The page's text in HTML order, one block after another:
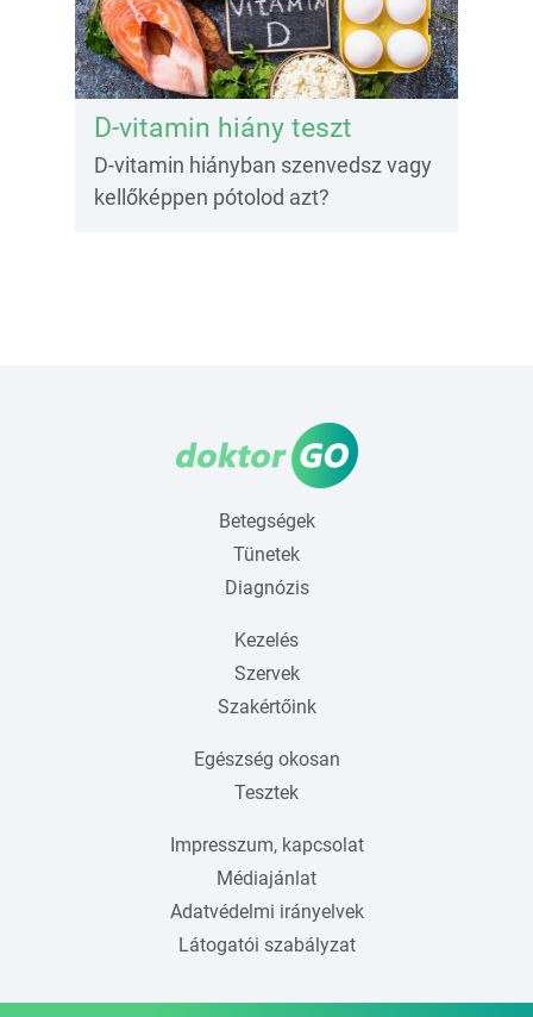
D-vitamin hiány teszt
D-vitamin hiányban szenvedsz vagy
kellőképpen pótolod azt?
Betegségek
Tünetek
Diagnózis
Kezelés
Szervek
Szakértőink
Egészség okosan
Tesztek
Impresszum, kapcsolat
Médiajánlat
Adatvédelmi irányelvek
Látogatói szabályzat